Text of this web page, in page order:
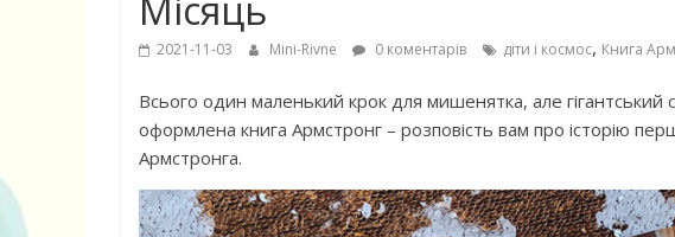
2021-11-03 Mini-Rivne 0 коментарів діти і космос, Книга
Всього один маленький крок для мишенятка, але гігантський
оформлена книга Армстронг – розповість вам про історію
Армстронга.
10 найкращих фільмів для
питання просто